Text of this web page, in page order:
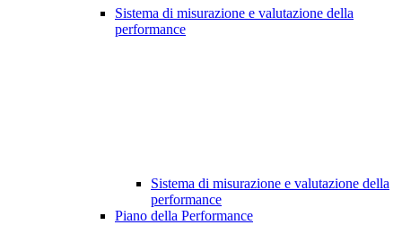
Sistema di misurazione e valutazione della
performance
Sistema di misurazione e valutazione della
performance
Piano della Performance